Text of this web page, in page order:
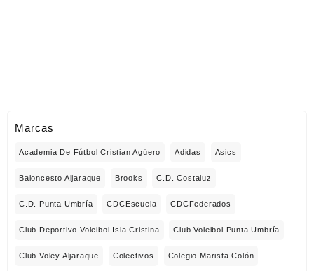
Marcas
Academia De Fútbol Cristian Agüero Adidas Asics
Baloncesto Aljaraque Brooks C.D. Costaluz
C.D. Punta Umbría CDCEscuela CDCFederados
Club Deportivo Voleibol Isla Cristina Club Voleibol Punta Umbría
Club Voley Aljaraque Colectivos Colegio Marista Colón